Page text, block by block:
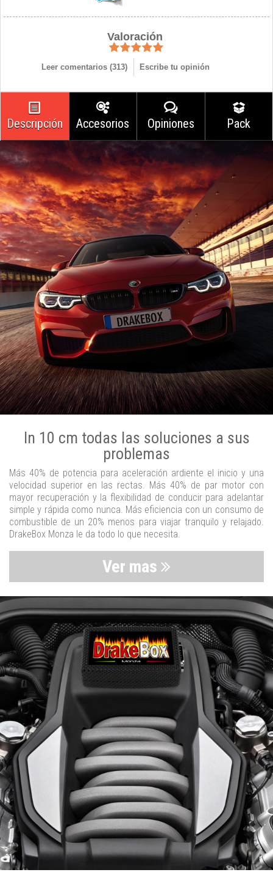
Valoración
Leer comentarios (313) Escribe tu opinión
Descripción Accesorios Opiniones Pack
In 10 cm todas las soluciones a sus
problemas
Más 40% de potencia para aceleración ardiente el inicio y una
velocidad superior en las rectas. Más 40% de par motor con
mayor recuperación y la flexibilidad de conducir para adelantar
simple y rápida como nunca. Más eficiencia con un consumo de
combustible de un 20% menos para viajar tranquilo y relajado.
DrakeBox Monza le da todo lo que necesita.
Ver mas